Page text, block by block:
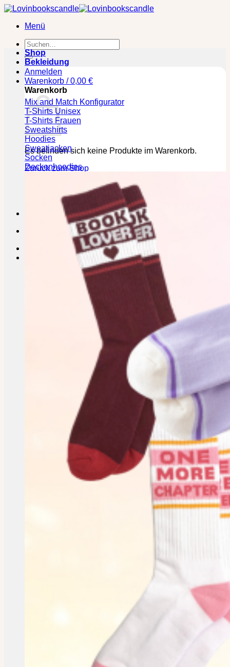
Zum
springenMenü
Suchen
nach:
Anmelden
Warenkorb /0,00 €
Warenkorb
Es befinden sich keine Produkte im Warenkorb.
Zurück zum Shop
🕒 Die jeweilige Lieferzeit bitte den Produktseiten
entnehmen!
Shop
Bekleidung
Mix and Match Konfigurator
T-Shirts Unisex
T-Shirts Frauen
Sweatshirts
Hoodies
Sweatjacken
Socken
Deckenhoodies